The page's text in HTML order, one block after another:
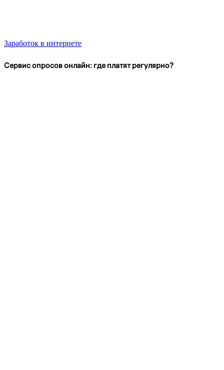
Заработок в интернете
Сервис опросов онлайн: где платят регулярно?